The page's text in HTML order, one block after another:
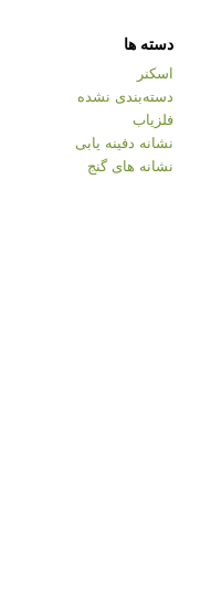
دسته ها
اسکنر
دسته‌بندی نشده
فلزیاب
نشانه دفینه یابی
نشانه های گنج